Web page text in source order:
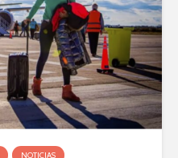
NOTICIAS